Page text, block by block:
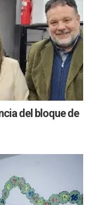
del bloque de